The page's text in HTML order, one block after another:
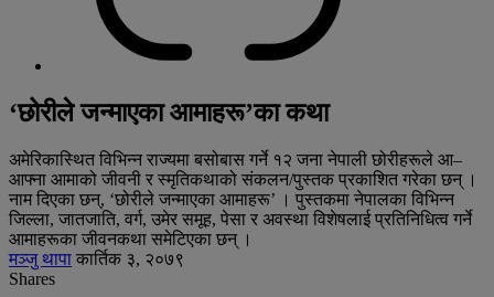
‘छोरीले जन्माएका आमाहरू’का कथा
अमेरिकास्थित विभिन्न राज्यमा बसोबास गर्ने १२ जना नेपाली छोरीहरूले आ–
आफ्ना आमाको जीवनी र स्मृतिकथाको संकलन/पुस्तक प्रकाशित गरेका छन् ।
नाम दिएका छन्, ‘छोरीले जन्माएका आमाहरू’ । पुस्तकमा नेपालका विभिन्न
जिल्ला, जातजाति, वर्ग, उमेर समूह, पेसा र अवस्था विशेषलाई प्रतिनिधित्व गर्ने
आमाहरूका जीवनकथा समेटिएका छन् ।
मञ्जु थापा कार्तिक ३, २०७९
Shares